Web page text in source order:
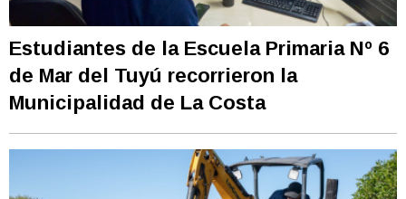
Estudiantes de la Escuela Primaria Nº 6
de Mar del Tuyú recorrieron la
Municipalidad de La Costa